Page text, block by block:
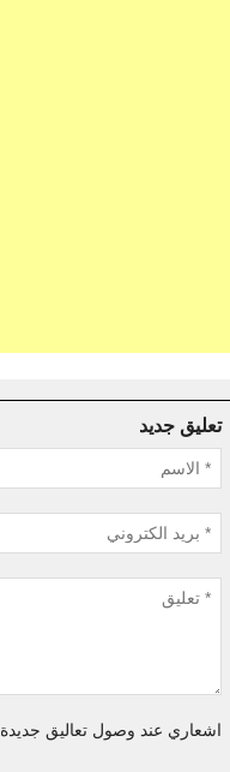
تعليق جديد
اشعاري عند وصول تعاليق جديدة